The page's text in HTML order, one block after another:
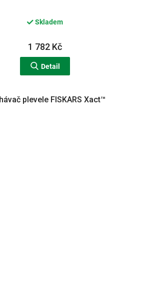
Skladem
1 782 Kč
Detail
plevele FISKARS Xact™